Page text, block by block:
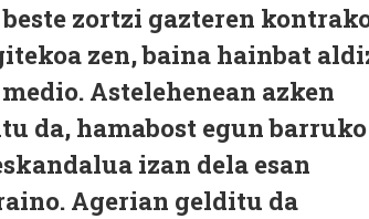
beste zortzi gazteren
zen, baina hainbat
Astelehenean azken
da, hamabost egun barruko
izan dela esan
Agerian gelditu da